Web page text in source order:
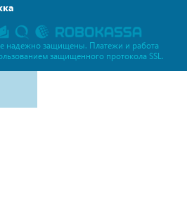
надежно защищены. Платежи и работа
защищенного протокола SSL.